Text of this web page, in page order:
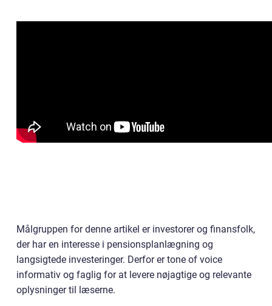
Målgruppen for denne artikel er investorer og finansfolk,
der har en interesse i pensionsplanlægning og
langsigtede investeringer. Derfor er tone of voice
informativ og faglig for at levere nøjagtige og relevante
oplysninger til læserne.